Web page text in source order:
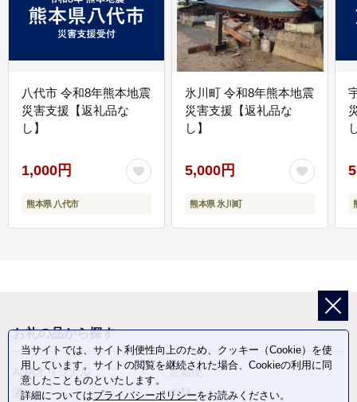
八代市 令和8年熊本地震
災害支援【返礼品な
し】
1,000円
熊本県 八代市
氷川町 令和8年熊本地震
災害支援【返礼品な
し】
5,000円
熊本県 氷川町
お礼の品から探す
ANAオリジナル
定期便
酒
肉類
当サイトでは、サイト利便性向上のため、クッキー（Cookie）を使
用しています。サイトの閲覧を継続された場合、Cookieの利用に同
意したことものといたします。
詳細についてはプライバシーポリシーをお読みください。